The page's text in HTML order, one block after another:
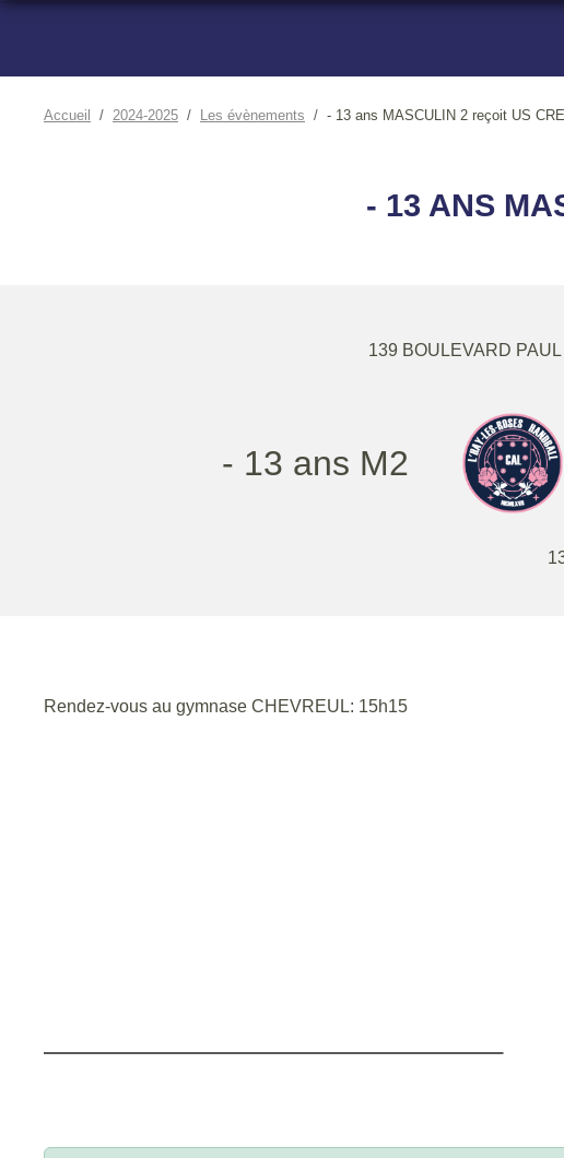
Accueil 2024-2025 Les évènements - 13 ans MASCULIN 2 reçoit US
- 13 ANS
139 BOULEVARD
- 13 ans M2
Rendez-vous au gymnase CHEVREUL: 15h15